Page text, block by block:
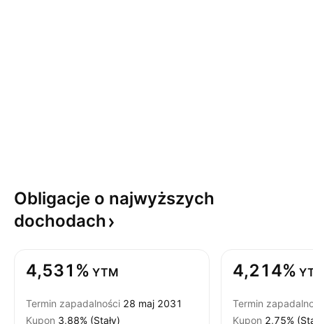
Obligacje o najwyższych
dochodach
4,531% YTM
Termin zapadalności 28 maj 2031
Kupon 3,88% (Stały)
4,214%
Termin
Kupon 2,75%